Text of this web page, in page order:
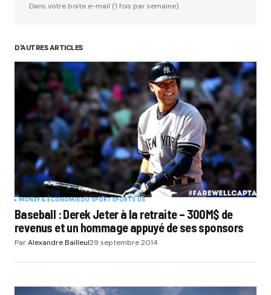
Your Name*
Your E-mail*
Submit Comment
Dans votre boite e-mail (1 fois par semaine).
D'AUTRES ARTICLES
MONEY & ÉCONOMIE DU SPORT SPORTS US
Baseball : Derek Jeter à la retraite – 300M$ de
revenus et un hommage appuyé de ses sponsors
ParAlexandre Bailleul29 septembre 2014